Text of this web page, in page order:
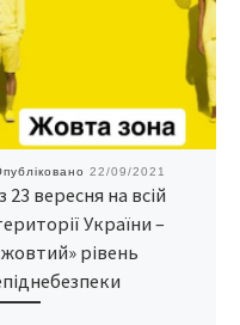
22/09/2021
23 вересня на всій
України –
рівень